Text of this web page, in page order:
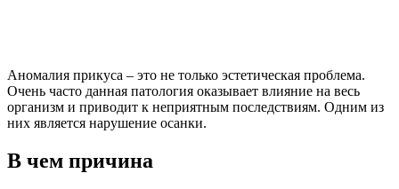
Аномалия прикуса – это не только эстетическая проблема.
Очень часто данная патология оказывает влияние на весь
организм и приводит к неприятным последствиям. Одним из
них является нарушение осанки.
В чем причина